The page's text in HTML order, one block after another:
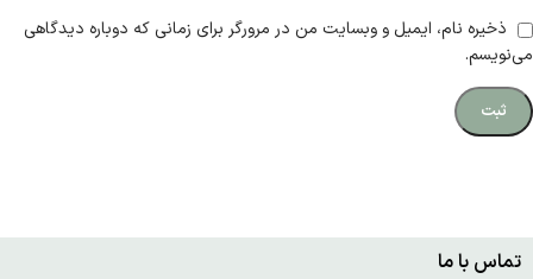
ذخیره نام، ایمیل و وبسایت من در مرورگر برای زمانی که دوباره دیدگاهی
می‌نویسم.
تماس با ما